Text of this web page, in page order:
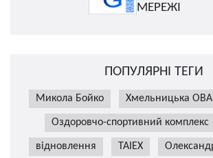
МЕРЕЖІ
ПОПУЛЯРНІ ТЕГИ
Микола Бойко Хмельницька ОВА
Оздоровчо-спортивний комплекс
відновлення TAIEX